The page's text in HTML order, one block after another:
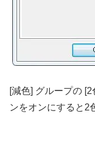
[減色] グループの
ンをオンにすると2